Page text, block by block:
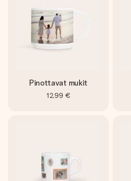
Pinottavat mukit
12,99 €